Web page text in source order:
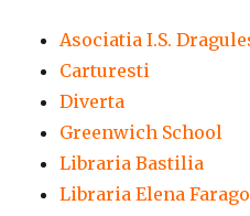
Asociatia I.S.
Carturesti
Diverta
Greenwich School
Libraria Bastilia
Libraria Elena Farago